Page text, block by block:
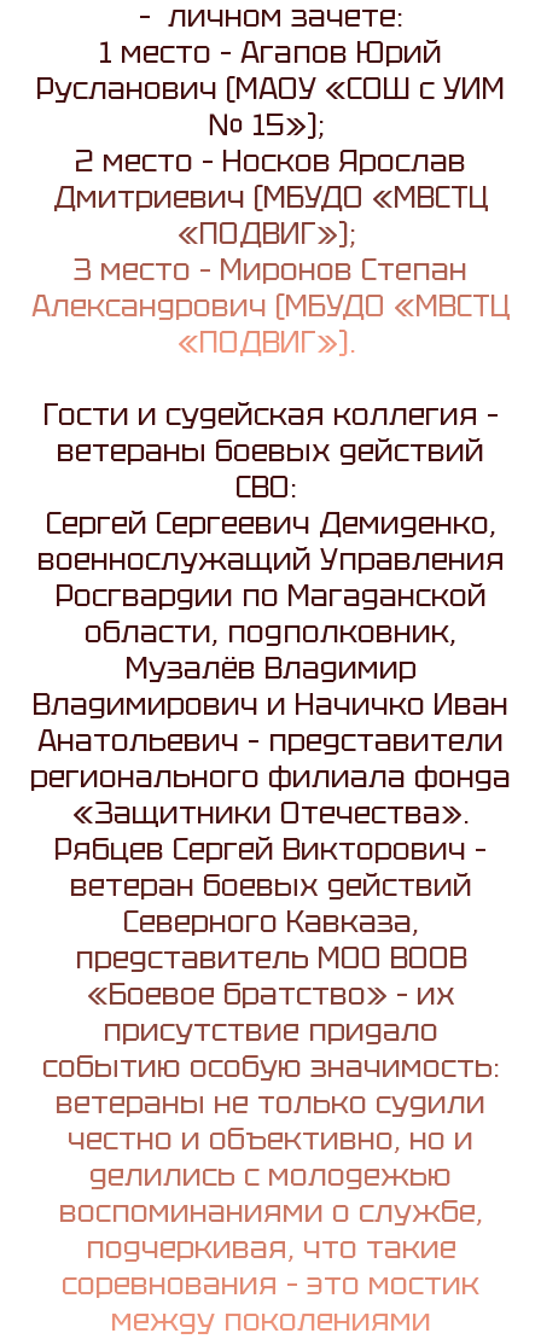
– личном зачете:
1 место – Агапов Юрий
Русланович (МАОУ «СОШ с УИМ
№ 15»);
2 место – Носков Ярослав
Дмитриевич (МБУДО «МВСТЦ
«ПОДВИГ»);
3 место – Миронов Степан
Александрович (МБУДО «МВСТЦ
«ПОДВИГ»).
Гости и судейская коллегия –
ветераны боевых действий
СВО:
Сергей Сергеевич Демиденко,
военнослужащий Управления
Росгвардии по Магаданской
области, подполковник,
Музалёв Владимир
Владимирович и Начичко Иван
Анатольевич – представители
регионального филиала фонда
«Защитники Отечества».
Рябцев Сергей Викторович –
ветеран боевых действий
Северного Кавказа,
представитель МОО ВООВ
«Боевое братство» – их
присутствие придало
событию особую значимость:
ветераны не только судили
честно и объективно, но и
делились с молодежью
воспоминаниями о службе,
подчеркивая, что такие
соревнования – это мостик
между поколениями